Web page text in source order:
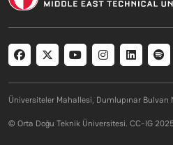
Social menu
Üniversiteler Mahallesi, Dumlupınar
© Orta Doğu Teknik Üniversitesi. CC-IG